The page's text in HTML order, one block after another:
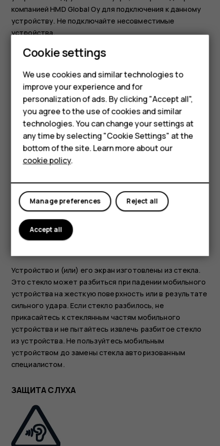
Smartphones
Feature phones
Phones for kids
Accessories
HMD Terra M
For business
Tablets
компанией HMD Global Oy для подключения к данному
устройству. Не подключайте несовместимые
устройства.
ЗАЩИТА УСТРОЙСТВА ОТ ВЛАГИ
Если ваше устройство является водонепроницаемым,
см. его степень защиты IP в разделе технических
характеристик устройства для получения более
СТЕКЛЯННЫЕ ЧАСТИ
Устройство и (или) его экран изготовлены из стекла.
Это стекло может разбиться при падении мобильного
устройства на жесткую поверхность или в результате
сильного удара. Если стекло разбилось, не
прикасайтесь к стеклянным частям мобильного
устройства и не пытайтесь извлечь разбитое стекло
из устройства. Не пользуйтесь мобильным
устройством до замены стекла авторизованным
специалистом.
ЗАЩИТА СЛУХА
Cookie settings
We use cookies and similar technologies to
improve your experience and for
personalization of ads. By clicking "Accept all",
you agree to the use of cookies and similar
technologies. You can change your settings at
any time by selecting "Cookie Settings" at the
bottom of the site. Learn more about our
cookie policy.
Reject all
Manage preferences
Accept all